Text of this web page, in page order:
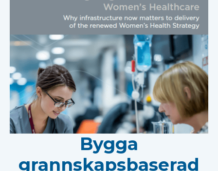
Bygga
grannskapsbaserad